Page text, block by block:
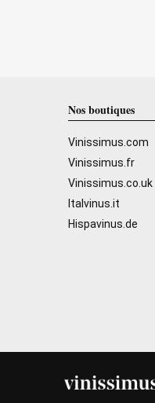
Nos boutiques
Vinissimus.com
Vinissimus.fr
Vinissimus.co.uk
Italvinus.it
Hispavinus.de